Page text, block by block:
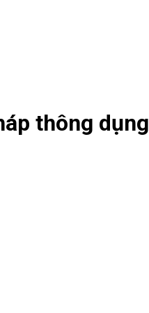
thông dụng